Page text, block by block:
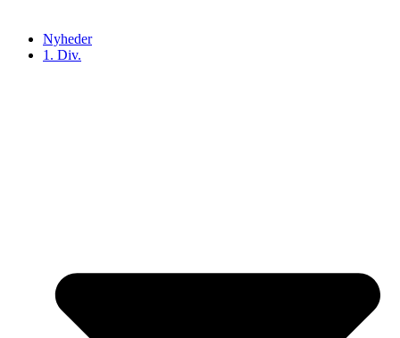
Nyheder
1. Div.